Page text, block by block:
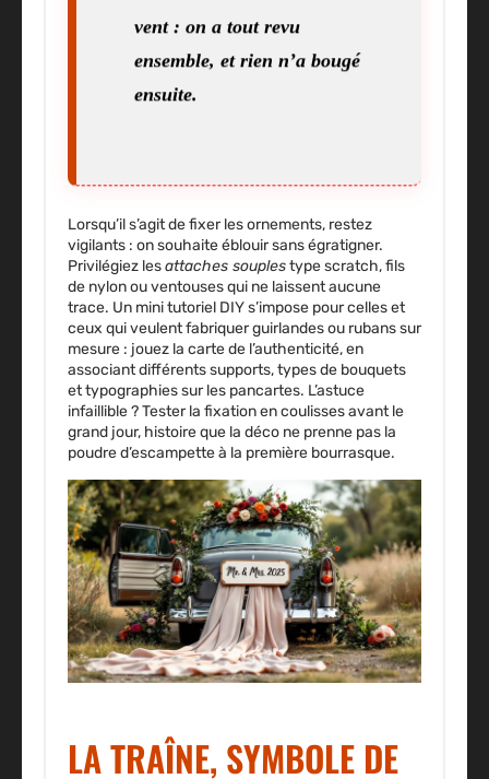
vent : on a tout revu
ensemble, et rien n’a bougé
ensuite.
Lorsqu’il s’agit de fixer les ornements, restez
vigilants : on souhaite éblouir sans égratigner.
Privilégiez lesattaches souplestype scratch, fils
de nylon ou ventouses qui ne laissent aucune
trace. Un mini tutoriel DIY s’impose pour celles et
ceux qui veulent fabriquer guirlandes ou rubans sur
mesure : jouez la carte de l’authenticité, en
associant différents supports, types de bouquets
et typographies sur les pancartes. L’astuce
infaillible ? Tester la fixation en coulisses avant le
grand jour, histoire que la déco ne prenne pas la
poudre d’escampette à la première bourrasque.
LA TRAÎNE, SYMBOLE DE